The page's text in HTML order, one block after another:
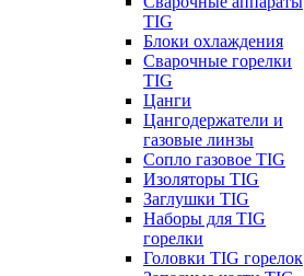
TIG
Блоки охлаждения
Сварочные горелки
TIG
Цанги
Цангодержатели и
газовые линзы
Сопло газовое TIG
Изоляторы TIG
Заглушки TIG
Наборы для TIG
горелки
Головки TIG горелок